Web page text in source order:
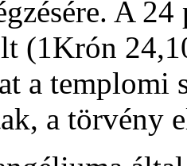
A
(1Krón
a templomi
a törvény